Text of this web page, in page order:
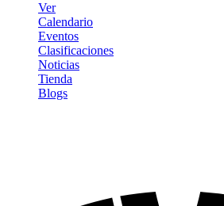
Ver
Calendario
Eventos
Clasificaciones
Noticias
Tienda
Blogs